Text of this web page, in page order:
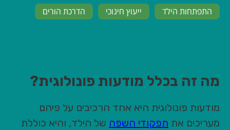
התפתחות הילד ייעוץ חינוכי הדרכת הורים
מה זה בכלל מודעות פונולוגית?
מודעות פונולוגית היא אחד הרכיבים על פיהם
מעריכים את תפקודי השפה של הילד, והיא כוללת